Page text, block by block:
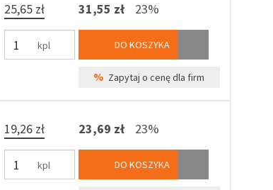
25,65 zł
kpl
31,55 zł 23%
DO KOSZYKA
% Zapytaj o cenę dla firm
19,26 zł
kpl
23,69 zł 23%
DO KOSZYKA